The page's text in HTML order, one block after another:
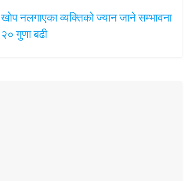
खाेप नलगाएका व्यक्तिको ज्यान जाने सम्भावना
२० गुणा बढी